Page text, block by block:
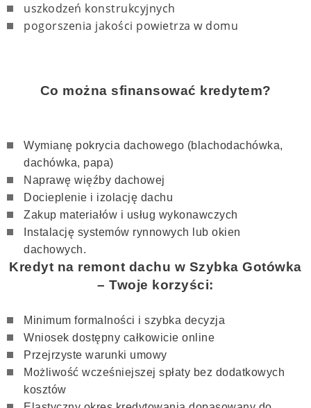
uszkodzeń konstrukcyjnych
pogorszenia jakości powietrza w domu
Co można sfinansować kredytem?
Wymianę pokrycia dachowego (blachodachówka,
dachówka, papa)
Naprawę więźby dachowej
Docieplenie i izolację dachu
Zakup materiałów i usług wykonawczych
Instalację systemów rynnowych lub okien
dachowych.
Kredyt na remont dachu w Szybka Gotówka
– Twoje korzyści:
Minimum formalności i szybka decyzja
Wniosek dostępny całkowicie online
Przejrzyste warunki umowy
Możliwość wcześniejszej spłaty bez dodatkowych
kosztów